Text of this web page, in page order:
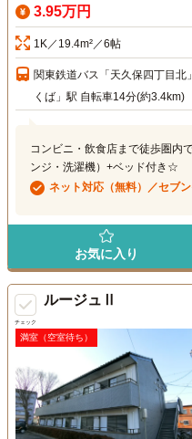
3.95万円
1K／19.4m²／6帖
関東鉄道バス「天久保四丁目
くば」駅 自転車14分(約3.4km)
コンビニ・飲食店まで徒歩圏内
ンジ・洗濯機）+ベッド付き☆
ネット対応（無料）／セブ
お気に入り
チェック
ルージュⅡ
満室（空室待ち）